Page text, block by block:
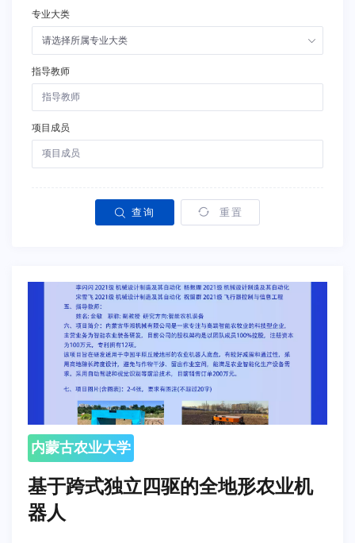
专业大类
请选择所属专业大类
指导教师
项目成员
查询 重置
内蒙古农业大学
基于跨式独立四驱的全地形农业机
器人